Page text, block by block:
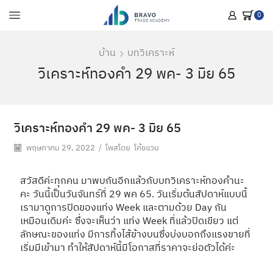
0
บ้าน บทวิเคราะห์
วิเคราะห์ทองคำ 29 พค- 3 มิย 65
วิเคราะห์ทองคำ 29 พค- 3 มิย 65
พฤษภาคม 29, 2022 / โพสโดย โค้ชแวม
สวัสดีค่ะทุกคน มาพบกันอีกแล้วกับบทวิเคราะห์ทองคำนะ
คะ วันนี้เป็นวันจันทร์ที่ 29 พค 65. วันเริ่มต้นสัปดาห์แบบนี้
เรามาดูการปิดของแท่ง Week และตามด้วย Day กัน
เหมือนเดิมค่ะ ซึ่งจะเห็นว่า แท่ง Week ที่แล้วปิดเขียว แต่
ลักษณะของแท่ง มีการทิ้งไส้ข้างบนซึ่งบ่งบอกถึงแรงขายที่
เริ่มมีเข้ามา ทำให้สัปดาห์นี้มีโอกาสที่ราคาจะย่อตัวได้ค่ะ